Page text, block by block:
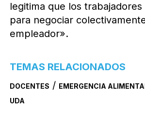
legitima que los
para negociar
empleador».
TEMAS RELACIONADOS
DOCENTES / EMERGENCIA
UDA